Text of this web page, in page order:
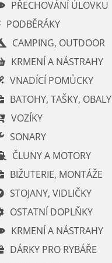
PŘECHOVÁNÍ ÚLOVKU
PODBĚRÁKY
CAMPING, OUTDOOR
KRMENÍ A NÁSTRAHY
VNADÍCÍ POMŮCKY
BATOHY, TAŠKY, OBALY
VOZÍKY
SONARY
ČLUNY A MOTORY
BIŽUTERIE, MONTÁŽE
STOJANY, VIDLIČKY
OSTATNÍ DOPLŇKY
KRMENÍ A NÁSTRAHY
DÁRKY PRO RYBÁŘE